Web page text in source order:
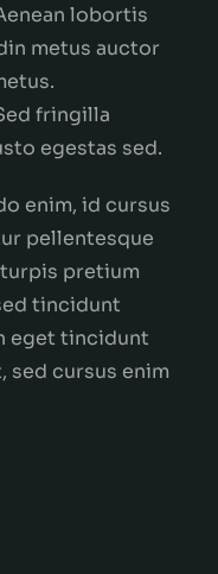
lobortis
metus auctor
fringilla
egestas sed.
enim, id cursus
pellentesque
pretium
tincidunt
eget tincidunt
sed cursus enim